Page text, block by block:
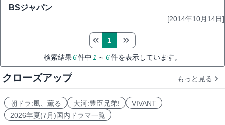
BSジャパン
[2014年10月14日]
検索結果6件中 1 ～ 6件を表示しています。
1
クローズアップ もっと見る
朝ドラ:風、薫る 大河:豊臣兄弟!
VIVANT
2026年夏(7月)国内ドラマ一覧